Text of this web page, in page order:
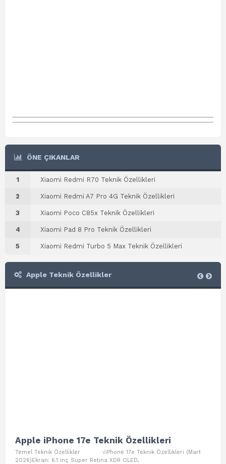
ÖNE ÇIKANLAR
1 Xiaomi Redmi R70 Teknik Özellikleri
2 Xiaomi Redmi A7 Pro 4G Teknik Özellikleri
3 Xiaomi Poco C85x Teknik Özellikleri
4 Xiaomi Pad 8 Pro Teknik Özellikleri
5 Xiaomi Redmi Turbo 5 Max Teknik Özellikleri
Apple Teknik Özellikler
Apple iPhone 17e Teknik Özellikleri
Temel Teknik Özellikler √iPhone 17e Teknik Özellikleri (Mart
2026)Ekran: 6.1 inç Super Retina XDR OLED,